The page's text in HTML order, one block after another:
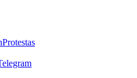
Protestas